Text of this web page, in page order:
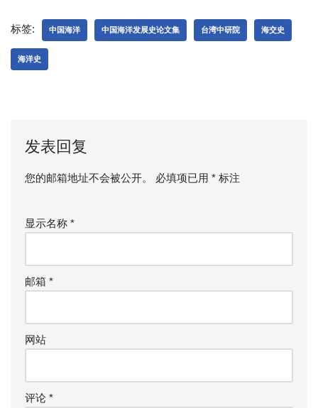
标签: 中国海洋 中国海洋发展史论文集 台湾中研院 海交史
海洋史
发表回复
您的邮箱地址不会被公开。 必填项已用 * 标注
显示名称 *
邮箱 *
网站
评论 *